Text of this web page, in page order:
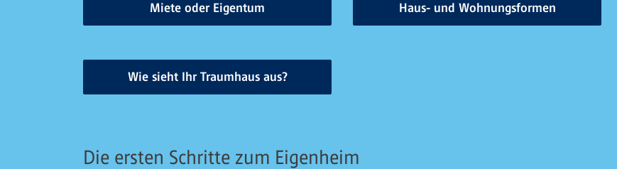
Miete oder Eigentum Haus- und Wohnungsformen
Wie sieht Ihr Traumhaus aus?
Die ersten Schritte zum Eigenheim